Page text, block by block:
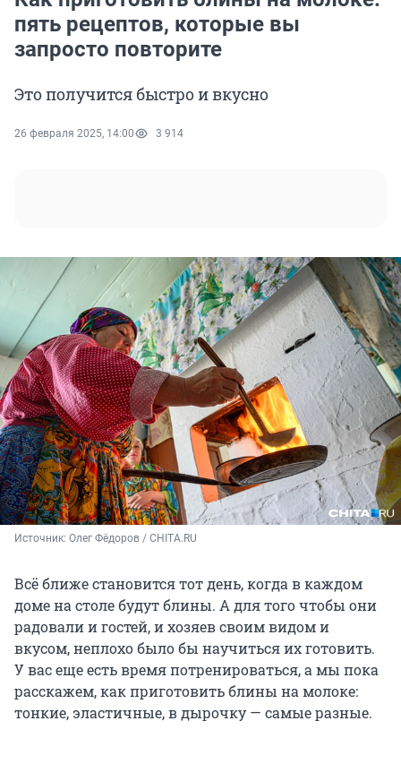
пять рецептов, которые вы
запросто повторите
Это получится быстро и вкусно
26 февраля 2025, 14:00 3 914
Источник: Олег Фёдоров / CHITA.RU
Всё ближе становится тот день, когда в каждом
доме на столе будут блины. А для того чтобы они
радовали и гостей, и хозяев своим видом и
вкусом, неплохо было бы научиться их готовить.
У вас еще есть время потренироваться, а мы пока
расскажем, как приготовить блины на молоке:
тонкие, эластичные, в дырочку — самые разные.